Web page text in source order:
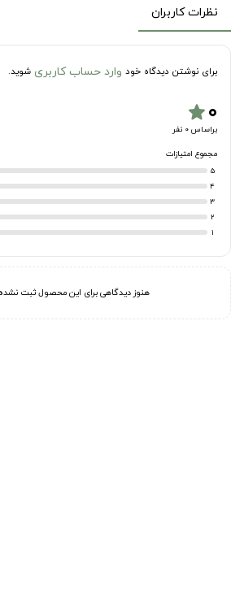
نظرات کاربران
برای نوشتن دیدگاه خود وارد حساب کاربری شوید.
۰star
براساس 0 نفر
مجموع امتیازات
5
4
3
2
1
هنوز دیدگاهی برای این محصول ثبت